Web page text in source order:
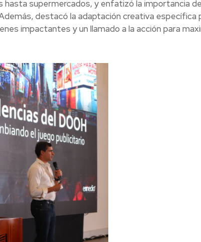
hasta supermercados, y enfatizó la importancia de
destacó la adaptación creativa específica
impactantes y un llamado a la acción para